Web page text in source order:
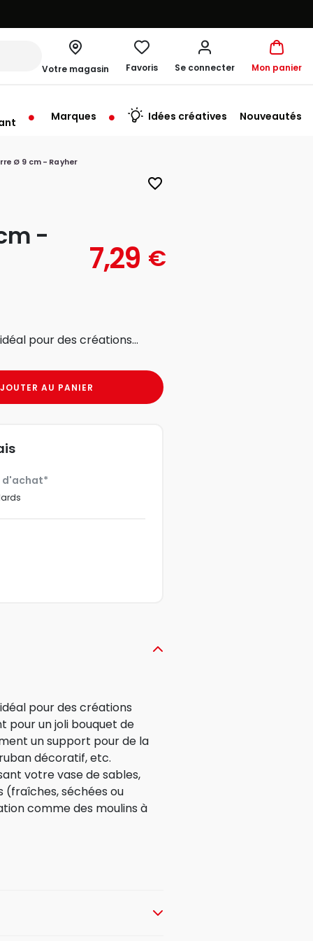
Votre magasin
à 10:00
Favoris Se connecter Mon panier
Marques Idées créatives Nouveautés
Ø 9 cm - Rayher
favorite_border
-
7,29 €
pour des créations...
AU PANIER
d'achat*
pour des créations
pour un joli bouquet de
un support pour de la
décoratif, etc.
votre vase de sables,
(fraîches, séchées ou
comme des moulins à